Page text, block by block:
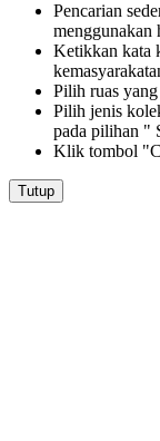
Pencarian
menggunakan
Ketikkan kata
Pilih ruas
Pilih jenis
pada pilihan "
Klik tombol
Tutup